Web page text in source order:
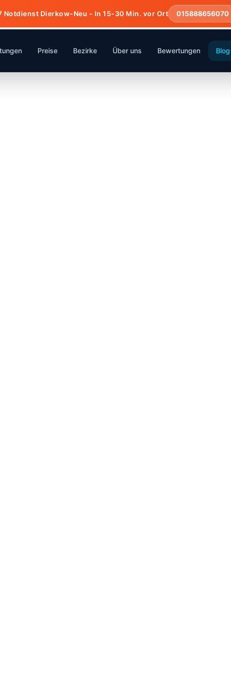
Notdienst Dierkow-Neu - In 15-30 Min. vor Ort 015888656070
Preise Bezirke Über uns Bewertungen Blog